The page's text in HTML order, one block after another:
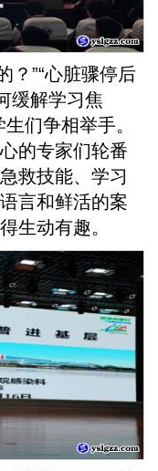
？”“心脏骤停后
缓解学习焦
们争相举手。
的专家们轮番
救技能、学习
言和鲜活的案
生动有趣。